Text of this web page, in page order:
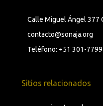
Calle Miguel Ángel 377
contacto@sonaja.org
Teléfono: +51 301-7799
Sitios relacionados